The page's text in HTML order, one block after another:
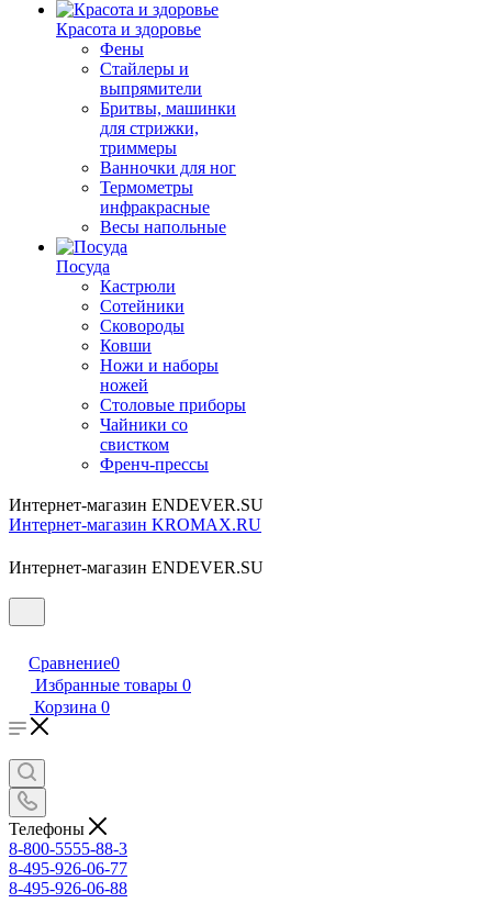
Красота и здоровье
Фены
Стайлеры и
выпрямители
Бритвы, машинки
для стрижки,
триммеры
Ванночки для ног
Термометры
инфракрасные
Весы напольные
Посуда
Кастрюли
Сотейники
Сковороды
Ковши
Ножи и наборы
ножей
Столовые приборы
Чайники со
свистком
Френч-прессы
Интернет-магазин ENDEVER.SU
Интернет-магазин KROMAX.RU
Интернет-магазин ENDEVER.SU
Сравнение0
Избранные товары 0
Корзина 0
Телефоны
8-800-5555-88-3
8-495-926-06-77
8-495-926-06-88